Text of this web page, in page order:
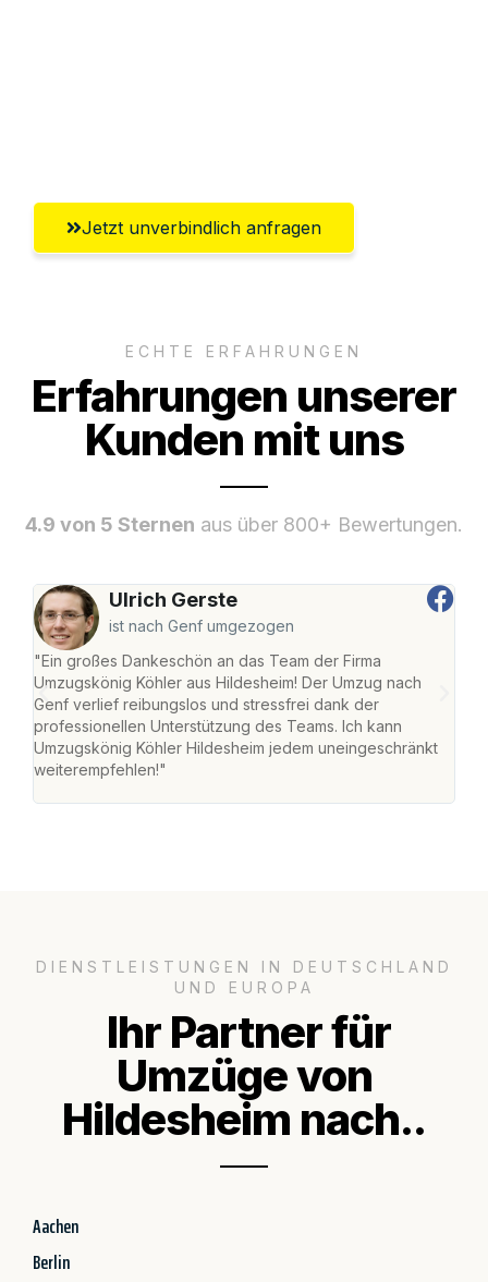
Jetzt unverbindlich anfragen
ECHTE ERFAHRUNGEN
Erfahrungen unserer
Kunden mit uns
4.9 von 5 Sternen aus über 800+ Bewertungen.
Ulrich Gerste
ist nach Genf umgezogen
"Ein großes Dankeschön an das Team der Firma
Umzugskönig Köhler aus Hildesheim! Der Umzug nach
Genf verlief reibungslos und stressfrei dank der
professionellen Unterstützung des Teams. Ich kann
Umzugskönig Köhler Hildesheim jedem uneingeschränkt
weiterempfehlen!"
DIENSTLEISTUNGEN IN DEUTSCHLAND
UND EUROPA
Ihr Partner für
Umzüge von
Hildesheim nach..
Aachen
Berlin